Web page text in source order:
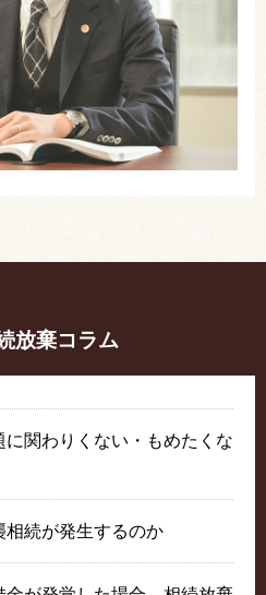
放棄コラム
関わりくない・もめたくな
相続が発生するのか